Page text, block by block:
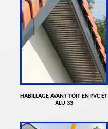
HABILLAGE AVANT TOIT EN PVC ET
ALU 33